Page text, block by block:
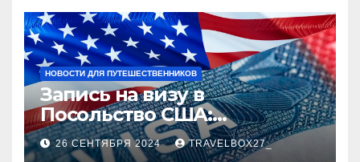
НОВОСТИ ДЛЯ ПУТЕШЕСТВЕННИКОВ
Запись на визу в
Посольство США:
Пошаговое руководство
26 СЕНТЯБРЯ 2024 TRAVELBOX27_